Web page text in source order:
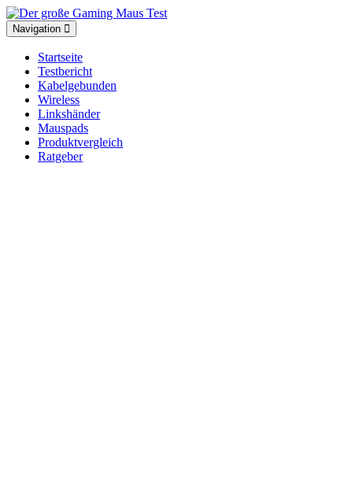
Toggle
navigation
Navigation
Startseite
Testbericht
Kabelgebunden
Wireless
Linkshänder
Mauspads
Produktvergleich
Ratgeber